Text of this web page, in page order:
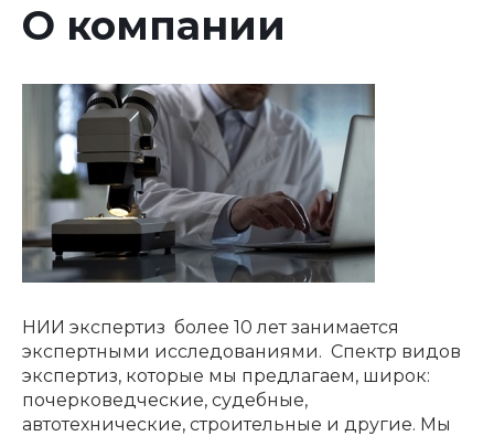
О компании
НИИ экспертиз более 10 лет занимается
экспертными исследованиями. Спектр видов
экспертиз, которые мы предлагаем, широк:
почерковедческие, судебные,
автотехнические, строительные и другие. Мы